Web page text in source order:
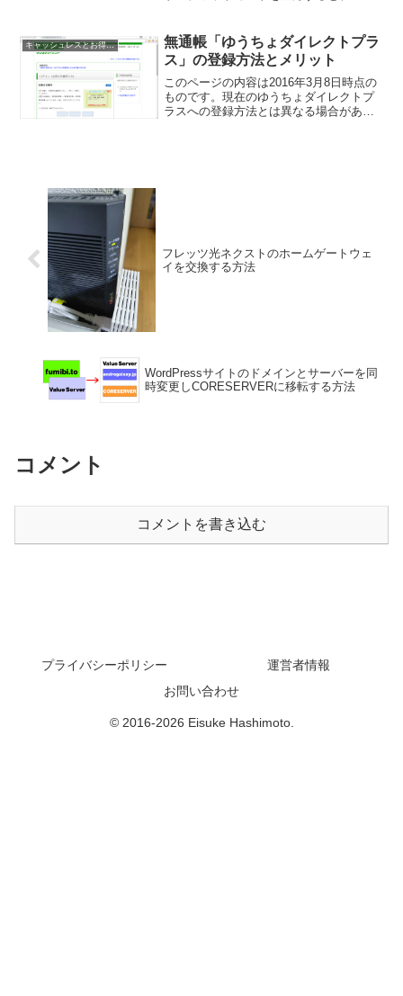
ドのタッチ...
キャッシュレスとお得情報
無通帳「ゆうちょダイレクトプラ
ス」の登録方法とメリット
このページの内容は2016年3月8日時点の
ものです。現在のゆうちょダイレクトプ
ラスへの登録方法とは異なる場合があり
フレッツ光ネクストのホームゲートウェ
イを交換する方法
WordPressサイトのドメインとサーバーを同
時変更しCORESERVERに移転する方法
コメント
コメントを書き込む
プライバシーポリシー
運営者情報
お問い合わせ
© 2016-2026 Eisuke Hashimoto.